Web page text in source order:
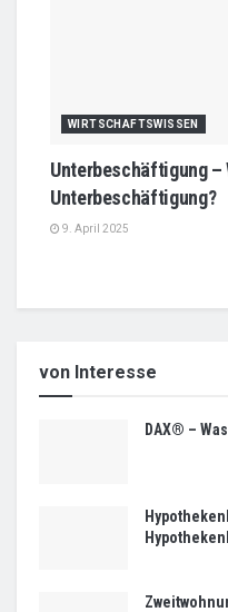
WIRTSCHAFTSWISSEN
Unterbeschäftigung –
Unterbeschäftigung?
9. April 2025
von Interesse
DAX® –